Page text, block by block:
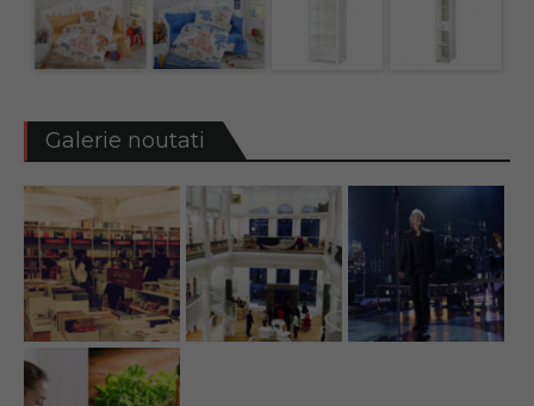
Galerie noutati